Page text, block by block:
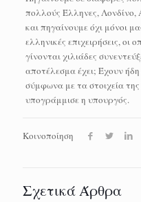
πολλούς Έλληνες,
και πηγαίνουμε όχι μόνοι
ελληνικές επιχειρήσεις, οι
γίνονται χιλιάδες
αποτέλεσμα έχει; Έχουν
σύμφωνα με τα στοιχεία
υπογράμμισε η υπουργός.
Κοινοποίηση
Σχετικά Άρθρα